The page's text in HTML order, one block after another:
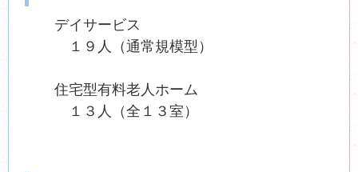
デイサービス
１９人（通常規模型）
住宅型有料老人ホーム
１３人（全１３室）